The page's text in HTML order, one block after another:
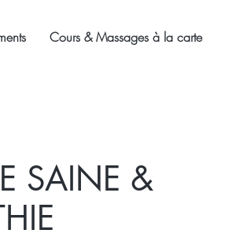
Cours & Massages à la carte
SAINE &